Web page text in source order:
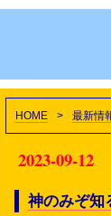
HOME > 最新情
2023-09-12
神のみぞ知